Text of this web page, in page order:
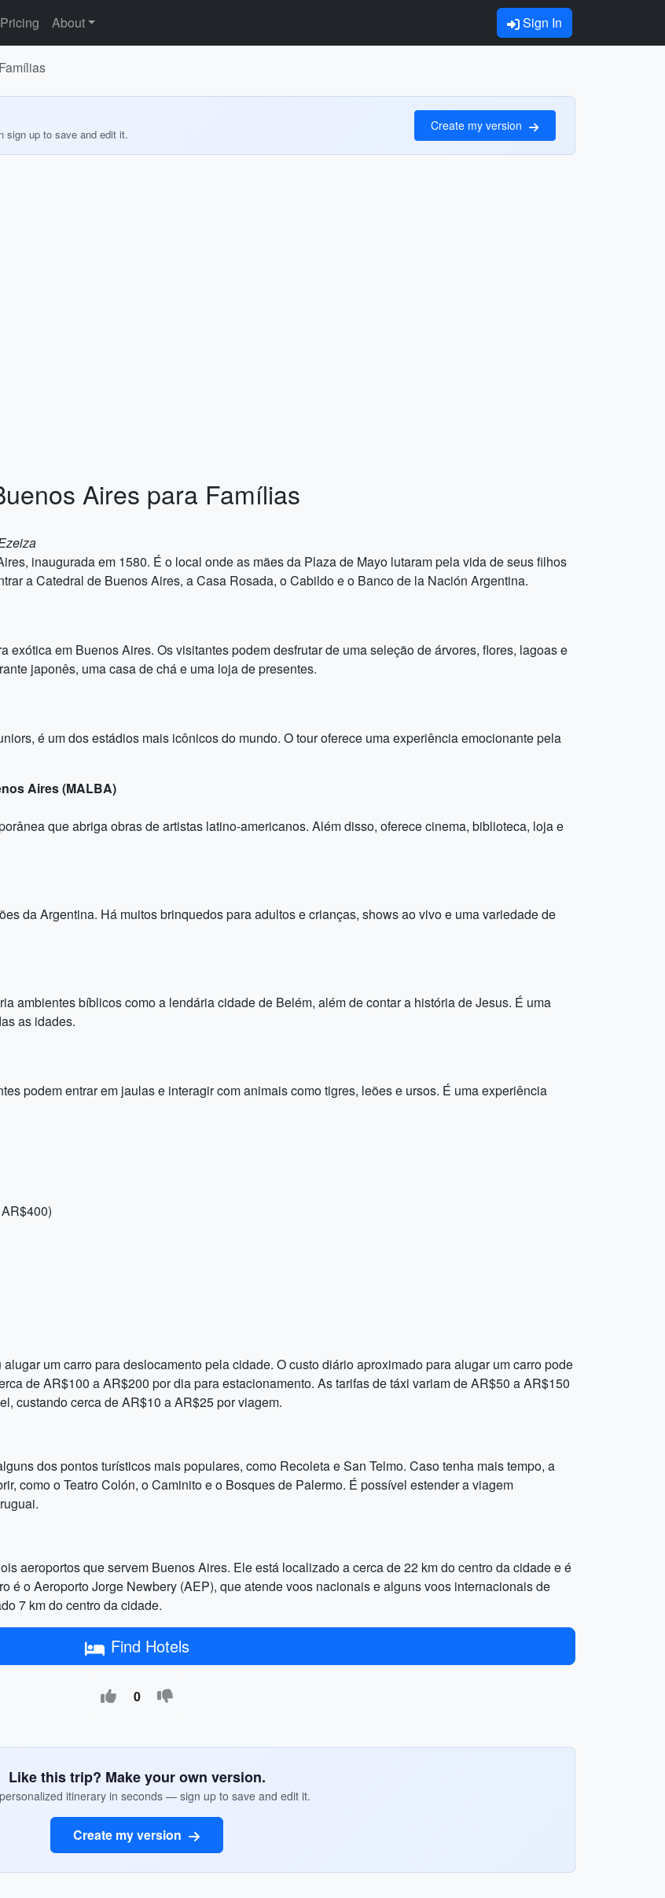
Pricing About Sign In
sign up to save and edit it.
Create my version
Aires para Famílias
inaugurada em 1580. É o local onde as mães da Plaza de Mayo lutaram pela vida de seus filhos
a Catedral de Buenos Aires, a Casa Rosada, o Cabildo e o Banco de la Nación Argentina.
exótica em Buenos Aires. Os visitantes podem desfrutar de uma seleção de árvores, flores, lagoas e
japonês, uma casa de chá e uma loja de presentes.
é um dos estádios mais icônicos do mundo. O tour oferece uma experiência emocionante pela
Aires (MALBA)
que abriga obras de artistas latino-americanos. Além disso, oferece cinema, biblioteca, loja e
da Argentina. Há muitos brinquedos para adultos e crianças, shows ao vivo e uma variedade de
ambientes bíblicos como a lendária cidade de Belém, além de contar a história de Jesus. É uma
as idades.
podem entrar em jaulas e interagir com animais como tigres, leões e ursos. É uma experiência
um carro para deslocamento pela cidade. O custo diário aproximado para alugar um carro pode
de AR$100 a AR$200 por dia para estacionamento. As tarifas de táxi variam de AR$50 a AR$150
custando cerca de AR$10 a AR$25 por viagem.
dos pontos turísticos mais populares, como Recoleta e San Telmo. Caso tenha mais tempo, a
como o Teatro Colón, o Caminito e o Bosques de Palermo. É possível estender a viagem
aeroportos que servem Buenos Aires. Ele está localizado a cerca de 22 km do centro da cidade e é
é o Aeroporto Jorge Newbery (AEP), que atende voos nacionais e alguns voos internacionais de
7 km do centro da cidade.
Find Hotels
0
Like this trip? Make your own version.
itinerary in seconds — sign up to save and edit it.
Create my version